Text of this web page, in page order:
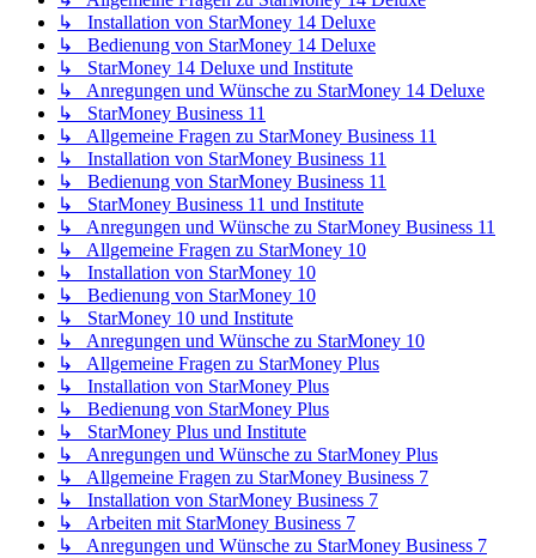
↳ Installation von StarMoney 14 Deluxe
↳ Bedienung von StarMoney 14 Deluxe
↳ StarMoney 14 Deluxe und Institute
↳ Anregungen und Wünsche zu StarMoney 14 Deluxe
↳ StarMoney Business 11
↳ Allgemeine Fragen zu StarMoney Business 11
↳ Installation von StarMoney Business 11
↳ Bedienung von StarMoney Business 11
↳ StarMoney Business 11 und Institute
↳ Anregungen und Wünsche zu StarMoney Business 11
↳ Allgemeine Fragen zu StarMoney 10
↳ Installation von StarMoney 10
↳ Bedienung von StarMoney 10
↳ StarMoney 10 und Institute
↳ Anregungen und Wünsche zu StarMoney 10
↳ Allgemeine Fragen zu StarMoney Plus
↳ Installation von StarMoney Plus
↳ Bedienung von StarMoney Plus
↳ StarMoney Plus und Institute
↳ Anregungen und Wünsche zu StarMoney Plus
↳ Allgemeine Fragen zu StarMoney Business 7
↳ Installation von StarMoney Business 7
↳ Arbeiten mit StarMoney Business 7
↳ Anregungen und Wünsche zu StarMoney Business 7